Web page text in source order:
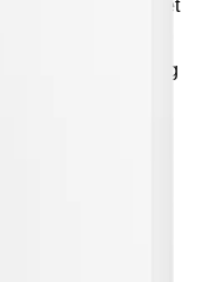
behandlet
belegg
kontakt. Belegget
to år, avhengig
Fotonit mot
for å legge
deretter på
produkter og